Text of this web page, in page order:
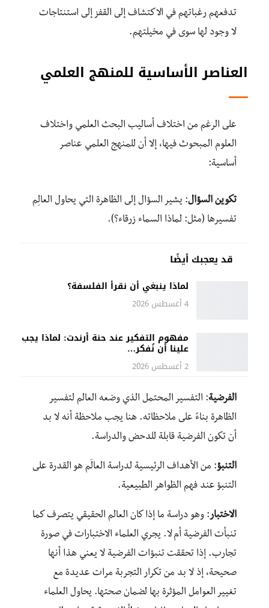
تدفعهم رغباتهم في الاكتشاف إلى القفز إلى استنتاجات
لا وجود لها سوى في مخيلتهم.
العناصر الأساسية للمنهج العلمي
على الرغم من اختلاف أساليب البحث العلمي واختلاف
العلوم المبحوث فيها، إلا أن للمنهج العلمي عناصر
أساسية:
تكوين السؤال: يشير السؤال إلى الظاهرة التي يحاول العالِم
تفسيرها (مثل: لماذا السماء زرقاء؟).
قد يعجبك أيضًا
لماذا ينبغي أن نقرأ الفلسفة؟
4 أغسطس 2026
مفهوم التفكير عند حنة أرندت: لماذا يجب
علينا أن نُفكر…
2 أغسطس 2026
الفرضية: التفسير المحتمل الذي وضعه العالم لتفسير
الظاهرة بناءً على ملاحظاته. هنا يجب ملاحظة أنه لا بد
أن تكون الفرضية قابلة للدحض والدراسة.
التنبؤ: من الأهداف الرئيسية لدراسة العالَم هو القدرة على
التنبؤ عند فهم الظواهر الطبيعية.
الاختبار: وهو دراسة ما إذا كان العالم الحقيقي يتصرف كما
تنبأت الفرضية أم لا. يجري العلماء الاختبارات في صورة
تجارب. إذا تحققت تنبؤات الفرضية لا يعني هذا أنها
صحيحة، إذ لا بد من تكرار التجربة مرات عديدة مع
تغيير العوامل المؤثرة بها لضمان صحتها. يحاول العلماء